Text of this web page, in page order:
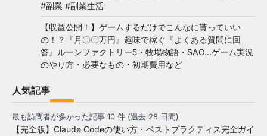
#副業 #副業生活
【収益公開！】ゲームするだけでこんなに貰っていい
の！？『月〇〇万円』趣味で稼ぐ『よくある質問に回
答』ルーンファクトリー5・牧場物語・SAO…ゲーム実況
のやり方・必要なもの・初期費用など
人気記事
最も訪問者が多かった記事 10 件 (過去 28 日間)
【完全版】Claude Codeの使い方・ベストプラクティス完全ガイ